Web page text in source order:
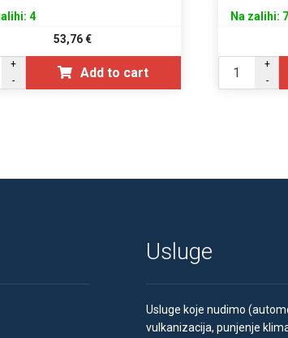
4
53,76€
+
-
Add to cart
Na zalihi: 7
+
-
Usluge
Usluge koje nudimo
vulkanizacija, punjenje